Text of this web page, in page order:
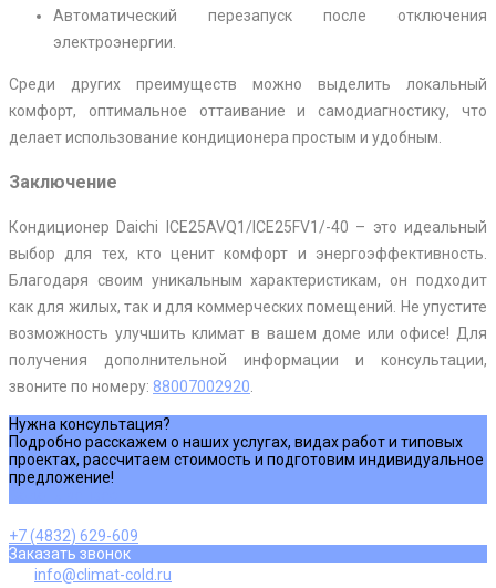
Автоматический перезапуск после отключения
электроэнергии.
Среди других преимуществ можно выделить локальный
комфорт, оптимальное оттаивание и самодиагностику, что
делает использование кондиционера простым и удобным.
Заключение
Кондиционер Daichi ICE25AVQ1/ICE25FV1/-40 – это идеальный
выбор для тех, кто ценит комфорт и энергоэффективность.
Благодаря своим уникальным характеристикам, он подходит
как для жилых, так и для коммерческих помещений. Не упустите
возможность улучшить климат в вашем доме или офисе! Для
получения дополнительной информации и консультации,
звоните по номеру: 88007002920
Нужна консультация?
Подробно расскажем о наших услугах, видах работ и типовых
проектах, рассчитаем стоимость и подготовим индивидуальное
предложение!
+7 (4832) 629-609
Заказать звонок
info@climat-cold.ru